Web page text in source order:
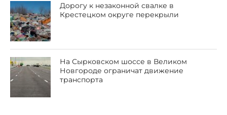
Дорогу к незаконной свалке в
Крестецком округе перекрыли
На Сырковском шоссе в Великом
Новгороде ограничат движение
транспорта